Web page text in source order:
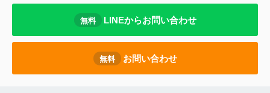
無料 LINEからお問い合わせ
無料 お問い合わせ